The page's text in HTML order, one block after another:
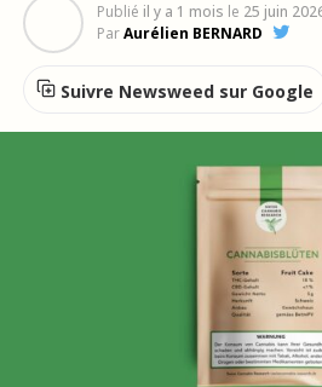
Publié il y a 1 mois le 25 juin
ParAurélien BERNARD
Suivre Newsweed sur Google